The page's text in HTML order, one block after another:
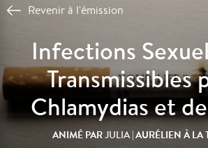
Revenir à l'émission
Infections
Transmissibles
Chlamydias et
ANIMÉ PARJULIA| AURÉLIEN À LA